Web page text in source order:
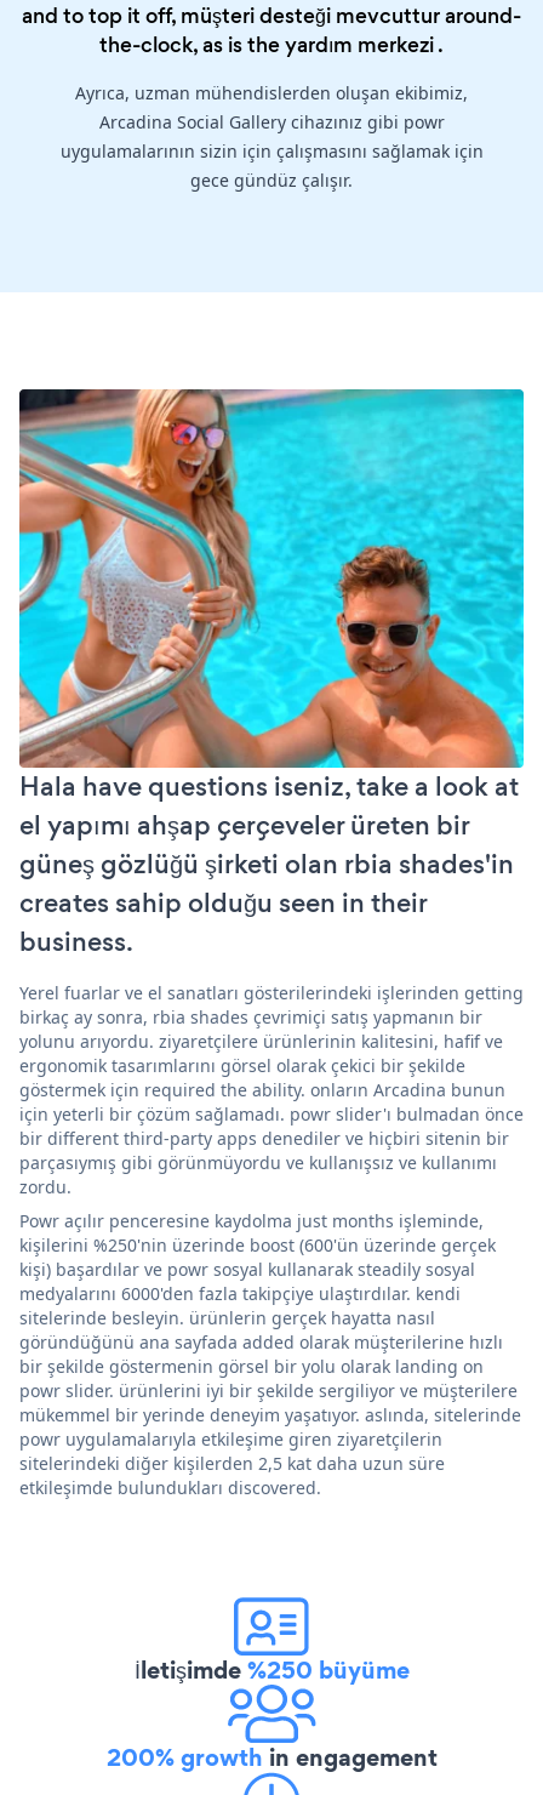
and to top it off, müşteri desteği mevcuttur around-
the-clock, as is theyardım merkezi.
Ayrıca, uzman mühendislerden oluşan ekibimiz,
Arcadina Social Gallery cihazınız gibi powr
uygulamalarının sizin için çalışmasını sağlamak için
gece gündüz çalışır.
Hala have questions iseniz, take a look at
el yapımı ahşap çerçeveler üreten bir
güneş gözlüğü şirketi olan rbia shades'in
creates sahip olduğu seen in their
business.
Yerel fuarlar ve el sanatları gösterilerindeki işlerinden getting
birkaç ay sonra, rbia shades çevrimiçi satış yapmanın bir
yolunu arıyordu. ziyaretçilere ürünlerinin kalitesini, hafif ve
ergonomik tasarımlarını görsel olarak çekici bir şekilde
göstermek için required the ability. onların Arcadina bunun
için yeterli bir çözüm sağlamadı. powr slider'ı bulmadan önce
bir different third-party apps denediler ve hiçbiri sitenin bir
parçasıymış gibi görünmüyordu ve kullanışsız ve kullanımı
zordu.
Powr açılır penceresine kaydolma just months işleminde,
kişilerini %250'nin üzerinde boost (600'ün üzerinde gerçek
kişi) başardılar ve powr sosyal kullanarak steadily sosyal
medyalarını 6000'den fazla takipçiye ulaştırdılar. kendi
sitelerinde besleyin. ürünlerin gerçek hayatta nasıl
göründüğünü ana sayfada added olarak müşterilerine hızlı
bir şekilde göstermenin görsel bir yolu olarak landing on
powr slider. ürünlerini iyi bir şekilde sergiliyor ve müşterilere
mükemmel bir yerinde deneyim yaşatıyor. aslında, sitelerinde
powr uygulamalarıyla etkileşime giren ziyaretçilerin
sitelerindeki diğer kişilerden 2,5 kat daha uzun süre
etkileşimde bulundukları discovered.
İletişimde%250 büyüme
200% growth in engagement